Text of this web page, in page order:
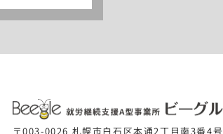
〒003-0026 札幌市白石区本通2丁目南3番4号